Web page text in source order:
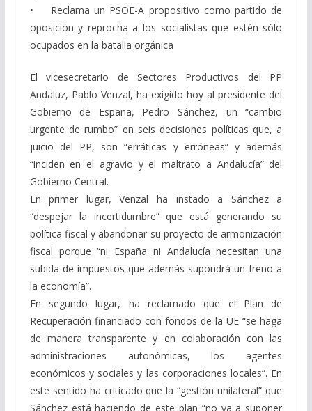
• Reclama un PSOE-A propositivo como partido de
oposición y reprocha a los socialistas que estén sólo
ocupados en la batalla orgánica
El vicesecretario de Sectores Productivos del PP
Andaluz, Pablo Venzal, ha exigido hoy al presidente del
Gobierno de España, Pedro Sánchez, un “cambio
urgente de rumbo” en seis decisiones políticas que, a
juicio del PP, son “erráticas y erróneas” y además
“inciden en el agravio y el maltrato a Andalucía” del
Gobierno Central.
En primer lugar, Venzal ha instado a Sánchez a
“despejar la incertidumbre” que está generando su
política fiscal y abandonar su proyecto de armonización
fiscal porque “ni España ni Andalucía necesitan una
subida de impuestos que además supondrá un freno a
la economía”.
En segundo lugar, ha reclamado que el Plan de
Recuperación financiado con fondos de la UE “se haga
de manera transparente y en colaboración con las
administraciones autonómicas, los agentes
económicos y sociales y las corporaciones locales”. En
este sentido ha criticado que la “gestión unilateral” que
Sánchez está haciendo de este plan “no va a suponer